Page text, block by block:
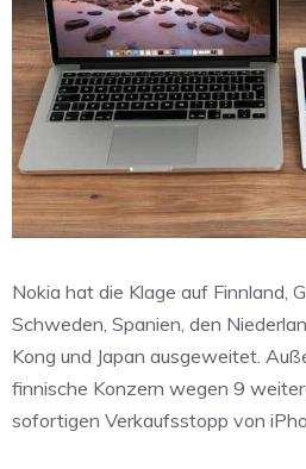
Nokia hat die Klage auf Finnland,
Schweden, Spanien, den
Kong und Japan ausgeweitet.
finnische Konzern wegen 9
sofortigen Verkaufsstopp von